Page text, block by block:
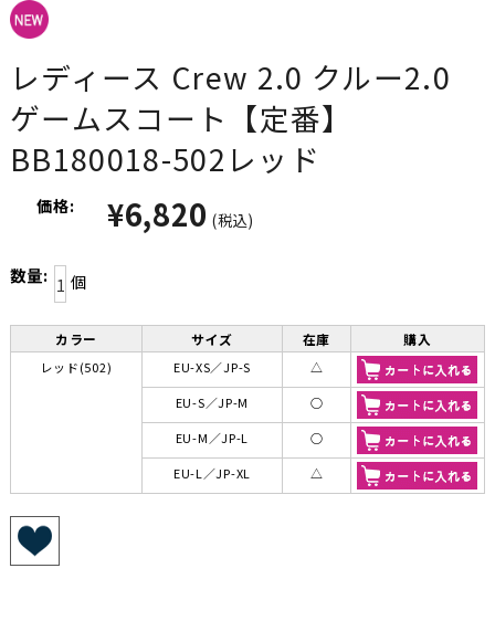
レディース Crew 2.0 クルー2.0
ゲームスコート【定番】
BB180018-502レッド
価格: ¥6,820 (税込)
数量: 個
カラー サイズ 在庫 購入
レッド(502) EU-XS／JP-S
△
EU-S／JP-M
○
EU-M／JP-L
○
EU-L／JP-XL
△